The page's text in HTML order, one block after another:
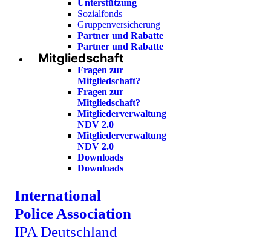
Unterstützung
Sozialfonds
Gruppenversicherung
Partner und Rabatte
Partner und Rabatte
Mitgliedschaft
Fragen zur
Mitgliedschaft?
Fragen zur
Mitgliedschaft?
Mitgliederverwaltung
NDV 2.0
Mitgliederverwaltung
NDV 2.0
Downloads
Downloads
International
Police Association
IPA Deutschland